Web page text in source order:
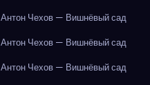
Антон Чехов — Вишнёвый сад
Антон Чехов — Вишнёвый сад
Антон Чехов — Вишнёвый сад